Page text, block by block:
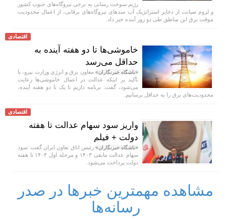
رژیم سوخت رسانی به برخی نیروگاه‌های جنوب کشور
و لزوم صیانت از ذخایر استراتژیک آب سد‌های نیروگاه‌های برقابی، از اعمال محدودیت‌
موقت برق این مناطق طی دو روز آینده خبر داد.
اقتصادی
خاموشی‌ها تا دو هفته آینده به
حداقل می‌رسد
«باشگاه خبرنگاران» معاون برق و انرژی وزارت نیرو، با
تأکید بر اینکه عدالت در اعمال خاموشی‌ها رعایت
می‌شود، گفت: برنامه داریم تا یک تا دو هفته آینده،
محدودیت‌های برق را به حداقل برسانیم.
اقتصادی
واریز سود سهام عدالت تا هفته
دولت + فیلم
«باشگاه خبرنگاران» رئیس اتاق تعاون ایران گفت: سود
سهام عدالت مابقی ۱۴۰۳ و مرحله اول ۱۴۰۴ تا هفته
دولت پرداخت می‌شود.
مشاهده مهمترین خبرها در صدر
رسانه‌ها